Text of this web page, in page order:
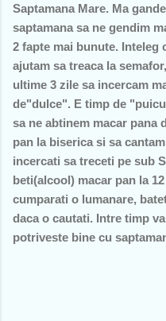
Saptamana Mare. Ma
saptamana sa ne gendim
2 fapte mai bunute. Inteleg
ajutam sa treaca la
ultime 3 zile sa incercam
de"dulce". E timp de
sa ne abtinem macar pana
pan la biserica si sa
incercati sa treceti pe sub
beti(alcool) macar pan la
cumparati o lumanare,
daca o cautati. Intre timp
potriveste bine cu